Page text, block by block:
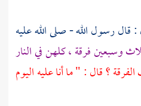
: قال رسول الله - صلى الله عليه
وسبعين فرقة ، كلهن في النار
؟ قال : " ما أنا عليه اليوم